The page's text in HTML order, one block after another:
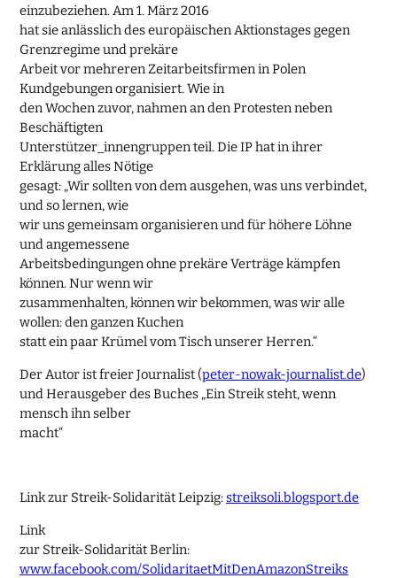
einzubeziehen. Am 1. März 2016
hat sie anlässlich des europäischen Aktionstages gegen
Grenzregime und prekäre
Arbeit vor mehreren Zeitarbeitsfirmen in Polen
Kundgebungen organisiert. Wie in
den Wochen zuvor, nahmen an den Protesten neben
Beschäftigten
Unterstützer_innengruppen teil. Die IP hat in ihrer
Erklärung alles Nötige
gesagt: „Wir sollten von dem ausgehen, was uns verbindet,
und so lernen, wie
wir uns gemeinsam organisieren und für höhere Löhne
und angemessene
Arbeitsbedingungen ohne prekäre Verträge kämpfen
können. Nur wenn wir
zusammenhalten, können wir bekommen, was wir alle
wollen: den ganzen Kuchen
statt ein paar Krümel vom Tisch unserer Herren.“
Der Autor ist freier Journalist (peter-nowak-journalist.de)
und Herausgeber des Buches „Ein Streik steht, wenn
mensch ihn selber
macht“
Link zur Streik-Solidarität Leipzig:streiksoli.blogsport.de
Link
zur Streik-Solidarität Berlin:
www.facebook.com/SolidaritaetMitDenAmazonStreiks